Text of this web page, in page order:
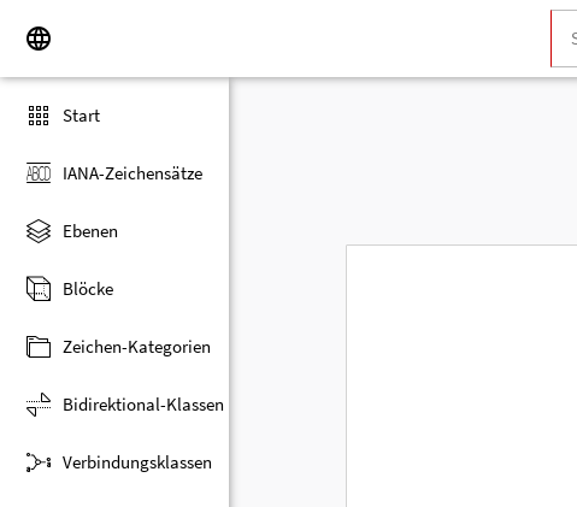
Start
IANA-Zeichensätze
Ebenen
Blöcke
Zeichen-Kategorien
Bidirektional-Klassen
Verbindungsklassen